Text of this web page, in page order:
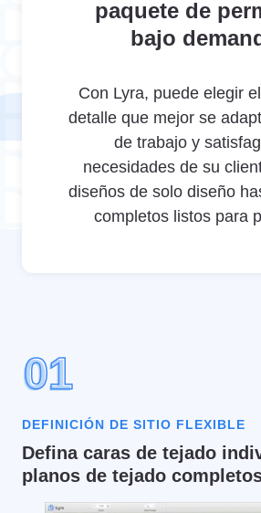
paquete de
bajo
Con Lyra, puede elegir
detalle que mejor se
de trabajo y
necesidades de su
diseños de solo diseño
completos listos para
01
01
DEFINICIÓN DE SITIO FLEXIBLE
Defina caras de tejado
planos de tejado